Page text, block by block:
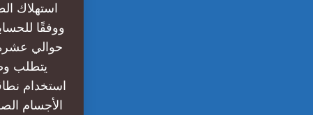
استهلاك
ووفقًا
حوالي
يتطلب
استخدام
الأجسام